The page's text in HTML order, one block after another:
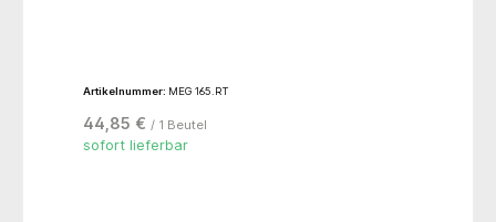
Artikelnummer: MEG 165.RT
44,85 € / 1 Beutel
sofort lieferbar